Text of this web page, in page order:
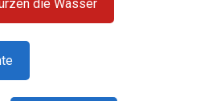
die Wasser